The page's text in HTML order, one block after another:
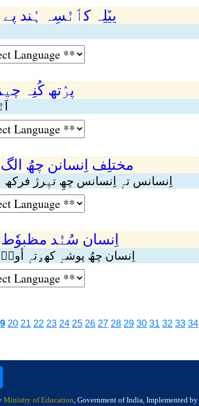
ییٚلِہ کٲنٛسِہ ہُند پے
پرٛتھ کُنِہ
مختلِف اِنسانن چھُ
اِنسانس تہٕ اِنسانس چھِ تیٖرژ
اِنسان سُنٛد
اِنسان چھُ پوشہٕ کھۄتہٕ
20 21 22 23 24 25 26 27 28 29 30 31 32 33 34
Ministry of Education, Government of India, Implemented by